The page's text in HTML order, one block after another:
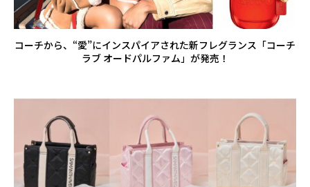
コーチから、“愛”にインスパイアされた新フレグランス「コーチ
ラブ オードパルファム」が発売！